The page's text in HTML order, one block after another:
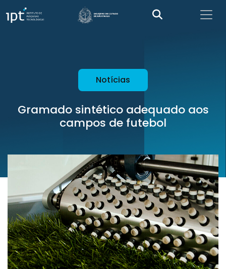
Notícias
Gramado sintético adequado aos
campos de futebol